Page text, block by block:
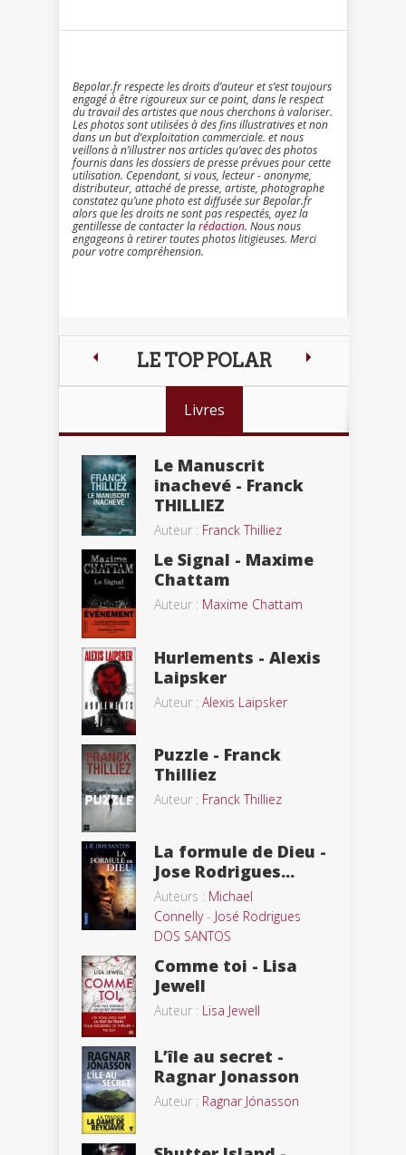
Bepolar.fr respecte les droits d’auteur et s’est toujours
engagé à être rigoureux sur ce point, dans le respect
du travail des artistes que nous cherchons à valoriser.
Les photos sont utilisées à des fins illustratives et non
dans un but d’exploitation commerciale. et nous
veillons à n’illustrer nos articles qu’avec des photos
fournis dans les dossiers de presse prévues pour cette
utilisation. Cependant, si vous, lecteur - anonyme,
distributeur, attaché de presse, artiste, photographe
constatez qu’une photo est diffusée sur Bepolar.fr
alors que les droits ne sont pas respectés, ayez la
gentillesse de contacter larédaction. Nous nous
engageons à retirer toutes photos litigieuses. Merci
pour votre compréhension.
LE TOP POLAR
Livres
Le Manuscrit
inachevé - Franck
THILLIEZ
Auteur : Franck Thilliez
Le Signal - Maxime
Chattam
Auteur : Maxime Chattam
Hurlements - Alexis
Laipsker
Auteur : Alexis Laipsker
Puzzle - Franck
Thilliez
Auteur : Franck Thilliez
La formule de Dieu -
Jose Rodrigues...
Auteurs : Michael
Connelly- José Rodrigues
DOS SANTOS
Comme toi - Lisa
Jewell
Auteur : Lisa Jewell
L’île au secret -
Ragnar Jonasson
Auteur : Ragnar Jónasson